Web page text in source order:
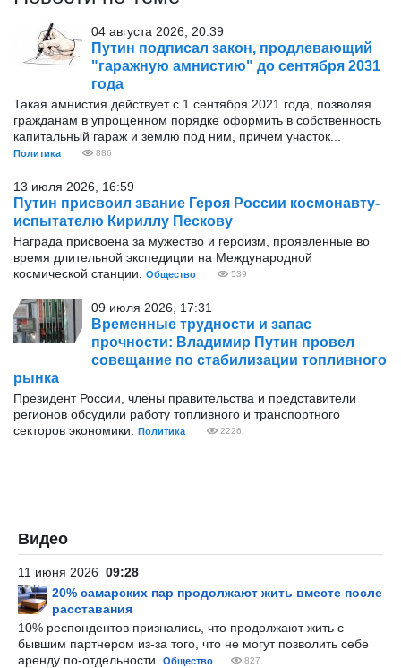
04 августа 2026, 20:39
Путин подписал закон, продлевающий
"гаражную амнистию" до сентября 2031
года
Такая амнистия действует с 1 сентября 2021 года, позволяя
гражданам в упрощенном порядке оформить в собственность
капитальный гараж и землю под ним, причем участок...
Политика 886
13 июля 2026, 16:59
Путин присвоил звание Героя России космонавту-
испытателю Кириллу Пескову
Награда присвоена за мужество и героизм, проявленные во
время длительной экспедиции на Международной
космической станции.
Общество 539
09 июля 2026, 17:31
Временные трудности и запас
прочности: Владимир Путин провел
совещание по стабилизации топливного
рынка
Президент России, члены правительства и представители
регионов обсудили работу топливного и транспортного
секторов экономики.
Политика 2226
Видео
11 июня 2026 09:28
20% самарских пар продолжают жить вместе после
расставания
10% респондентов признались, что продолжают жить с
бывшим партнером из-за того, что не могут позволить себе
аренду по-отдельности.
Общество 827